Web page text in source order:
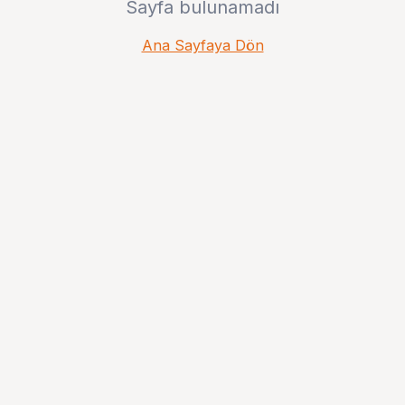
Sayfa bulunamadı
Ana Sayfaya Dön